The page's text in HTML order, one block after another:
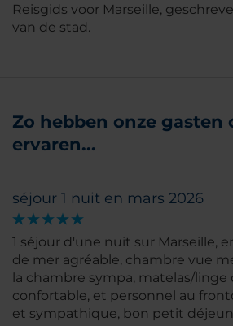
Reisgids voor Marseille,
van de stad.
Zo hebben onze gasten
ervaren...
séjour 1 nuit en mars 2026
1 séjour d'une nuit sur Marseille,
de mer agréable, chambre vue
la chambre sympa, matelas/linge
confortable, et personnel au
et sympathique, bon petit